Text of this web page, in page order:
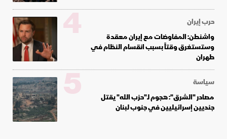
حرب إيران
واشنطن: المفاوضات مع إيران معقدة
وستستغرق وقتاً بسبب انقسام النظام في
طهران
4
سياسة
مصادر "الشرق": هجوم لـ"حزب الله" يقتل
جنديين إسرائيليين في جنوب لبنان
5